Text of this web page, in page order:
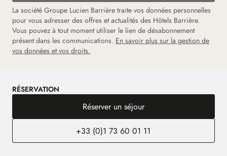
La société Groupe Lucien Barrière traite vos données personnelles
pour vous adresser des offres et actualités des Hôtels Barrière.
Vous pouvez à tout moment utiliser le lien de désabonnement
présent dans les communications. En savoir plus sur la gestion de
vos données et vos droits.
RÉSERVATION
Réserver un séjour
+33 (0)1 73 60 01 11